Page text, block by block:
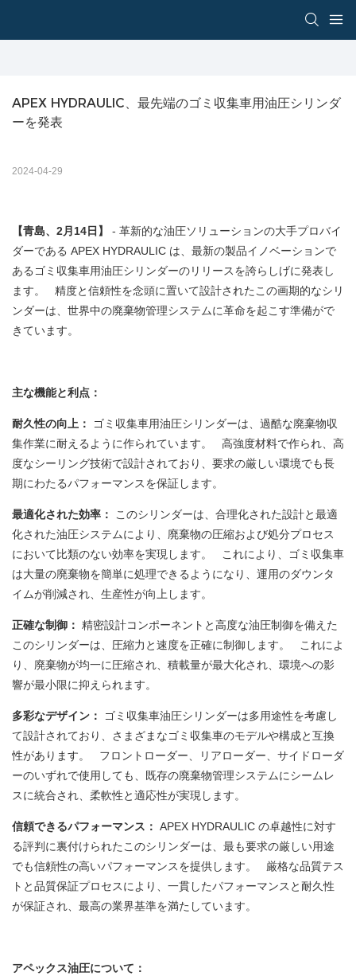
APEX HYDRAULIC、最先端のゴミ収集車用油圧シリンダ
ーを発表
2024-04-29
【青島、2月14日】 - 革新的な油圧ソリューションの大手プロバイ
ダーである APEX HYDRAULIC は、最新の製品イノベーションで
あるゴミ収集車用油圧シリンダーのリリースを誇らしげに発表し
ます。 精度と信頼性を念頭に置いて設計されたこの画期的なシリ
ンダーは、世界中の廃棄物管理システムに革命を起こす準備がで
きています。
主な機能と利点：
耐久性の向上： ゴミ収集車用油圧シリンダーは、過酷な廃棄物収
集作業に耐えるように作られています。 高強度材料で作られ、高
度なシーリング技術で設計されており、要求の厳しい環境でも長
期にわたるパフォーマンスを保証します。
最適化された効率： このシリンダーは、合理化された設計と最適
化された油圧システムにより、廃棄物の圧縮および処分プロセス
において比類のない効率を実現します。 これにより、ゴミ収集車
は大量の廃棄物を簡単に処理できるようになり、運用のダウンタ
イムが削減され、生産性が向上します。
正確な制御： 精密設計コンポーネントと高度な油圧制御を備えた
このシリンダーは、圧縮力と速度を正確に制御します。 これによ
り、廃棄物が均一に圧縮され、積載量が最大化され、環境への影
響が最小限に抑えられます。
多彩なデザイン： ゴミ収集車油圧シリンダーは多用途性を考慮し
て設計されており、さまざまなゴミ収集車のモデルや構成と互換
性があります。 フロントローダー、リアローダー、サイドローダ
ーのいずれで使用しても、既存の廃棄物管理システムにシームレ
スに統合され、柔軟性と適応性が実現します。
信頼できるパフォーマンス： APEX HYDRAULIC の卓越性に対す
る評判に裏付けられたこのシリンダーは、最も要求の厳しい用途
でも信頼性の高いパフォーマンスを提供します。 厳格な品質テス
トと品質保証プロセスにより、一貫したパフォーマンスと耐久性
が保証され、最高の業界基準を満たしています。
アペックス油圧について：